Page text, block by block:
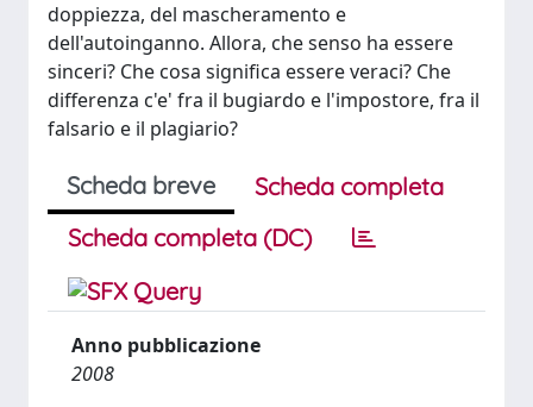
doppiezza, del mascheramento e
dell'autoinganno. Allora, che senso ha essere
sinceri? Che cosa significa essere veraci? Che
differenza c'e' fra il bugiardo e l'impostore, fra il
falsario e il plagiario?
Scheda breve
Scheda completa
Scheda completa (DC)
Anno pubblicazione
2008